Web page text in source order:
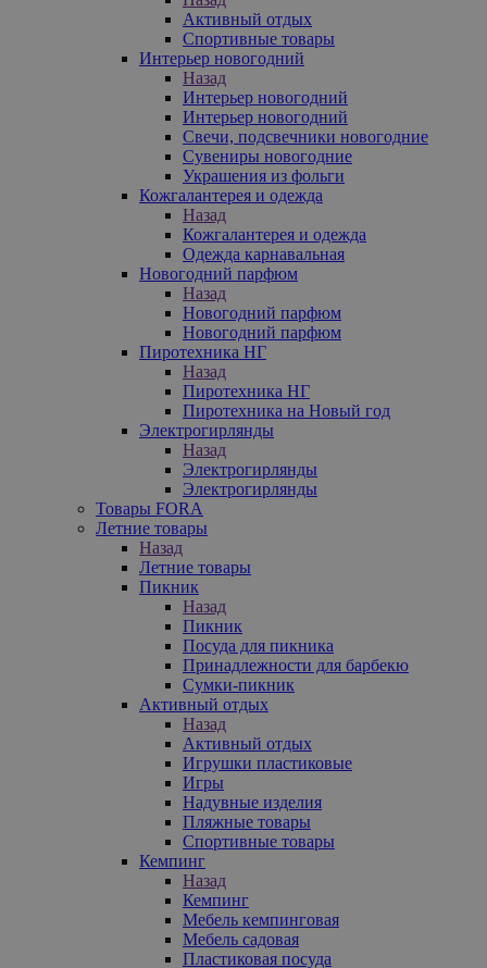
Активный отдых
Спортивные товары
Интерьер новогодний
Назад
Интерьер новогодний
Интерьер новогодний
Свечи, подсвечники новогодние
Сувениры новогодние
Украшения из фольги
Кожгалантерея и одежда
Назад
Кожгалантерея и одежда
Одежда карнавальная
Новогодний парфюм
Назад
Новогодний парфюм
Новогодний парфюм
Пиротехника НГ
Назад
Пиротехника НГ
Пиротехника на Новый год
Электрогирлянды
Назад
Электрогирлянды
Электрогирлянды
Товары FORA
Летние товары
Назад
Летние товары
Пикник
Назад
Пикник
Посуда для пикника
Принадлежности для барбекю
Сумки-пикник
Активный отдых
Назад
Активный отдых
Игрушки пластиковые
Игры
Надувные изделия
Пляжные товары
Спортивные товары
Кемпинг
Назад
Кемпинг
Мебель кемпинговая
Мебель садовая
Пластиковая посуда